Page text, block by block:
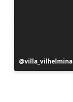
Julkaissut
villa_vilhelmina